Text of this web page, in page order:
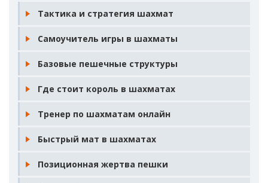
Тактика и стратегия шахмат
Самоучитель игры в шахматы
Базовые пешечные структуры
Где стоит король в шахматах
Тренер по шахматам онлайн
Быстрый мат в шахматах
Позиционная жертва пешки